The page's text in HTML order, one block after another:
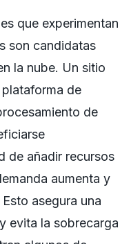
que experimentan
son candidatas
la nube. Un sitio
de
de
de añadir recursos
aumenta y
asegura una
evita la sobrecarga